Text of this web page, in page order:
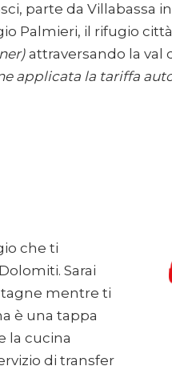
parte da Villabassa
Palmieri, il rifugio
attraversando la val
applicata la tariffa
che ti
Sarai
mentre ti
è una tappa
la cucina
di transfer